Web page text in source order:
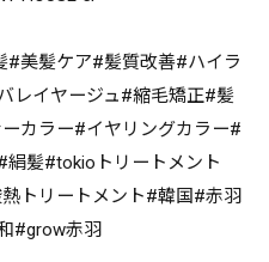
美髪ケア#髪質改善#ハイラ
レイヤージュ#縮毛矯正#髪
カラー#イヤリングカラー#
髪#tokioトリートメント
トリートメント#韓国#赤羽
#grow赤羽